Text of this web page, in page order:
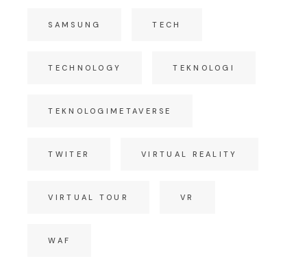
SAMSUNG TECH
TECHNOLOGY TEKNOLOGI
TEKNOLOGIMETAVERSE
TWITER VIRTUAL REALITY
VIRTUAL TOUR VR
WAF